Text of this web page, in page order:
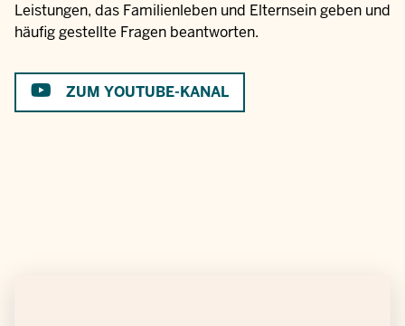
Leistungen, das Familienleben und Elternsein geben und
häufig gestellte Fragen beantworten.
ZUM YOUTUBE-KANAL